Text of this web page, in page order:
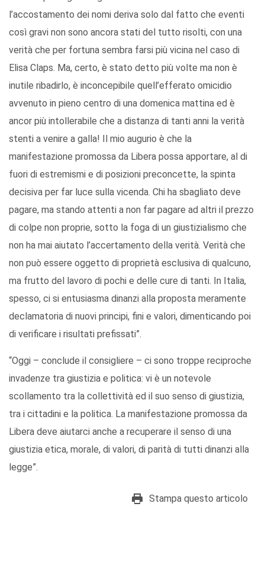
l’accostamento dei nomi deriva solo dal fatto che eventi
così gravi non sono ancora stati del tutto risolti, con una
verità che per fortuna sembra farsi più vicina nel caso di
Elisa Claps. Ma, certo, è stato detto più volte ma non è
inutile ribadirlo, è inconcepibile quell’efferato omicidio
avvenuto in pieno centro di una domenica mattina ed è
ancor più intollerabile che a distanza di tanti anni la verità
stenti a venire a galla! Il mio augurio è che la
manifestazione promossa da Libera possa apportare, al di
fuori di estremismi e di posizioni preconcette, la spinta
decisiva per far luce sulla vicenda. Chi ha sbagliato deve
pagare, ma stando attenti a non far pagare ad altri il prezzo
di colpe non proprie, sotto la foga di un giustizialismo che
non ha mai aiutato l’accertamento della verità. Verità che
non può essere oggetto di proprietà esclusiva di qualcuno,
ma frutto del lavoro di pochi e delle cure di tanti. In Italia,
spesso, ci si entusiasma dinanzi alla proposta meramente
declamatoria di nuovi principi, fini e valori, dimenticando poi
di verificare i risultati prefissati”.
“Oggi – conclude il consigliere – ci sono troppe reciproche
invadenze tra giustizia e politica: vi è un notevole
scollamento tra la collettività ed il suo senso di giustizia,
tra i cittadini e la politica. La manifestazione promossa da
Libera deve aiutarci anche a recuperare il senso di una
giustizia etica, morale, di valori, di parità di tutti dinanzi alla
legge”.
Stampa questo articolo